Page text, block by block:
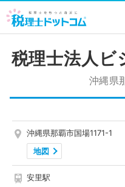
税理士法人ビ
沖縄県
沖縄県那覇市国場1171-1
地図
安里駅